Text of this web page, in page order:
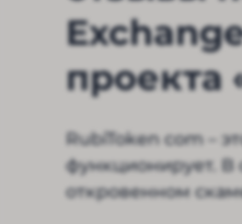
проекта
RubiToken com –
функционирует. В
откровенном